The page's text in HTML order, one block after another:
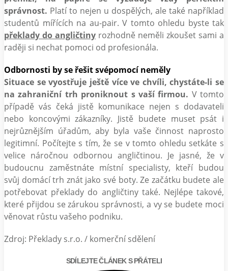
správnost. Platí to nejen u dospělých, ale také například
studentů mířících na au-pair. V tomto ohledu byste tak
překlady do angličtiny rozhodně neměli zkoušet sami a
raději si nechat pomoci od profesionála.
Odbornosti by se řešit svépomocí neměly
Situace se vyostřuje ještě více ve chvíli, chystáte-li se
na zahraniční trh proniknout s vaší firmou. V tomto
případě vás čeká jistě komunikace nejen s dodavateli
nebo koncovými zákazníky. Jistě budete muset psát i
nejrůznějším úřadům, aby byla vaše činnost naprosto
legitimní. Počítejte s tím, že se v tomto ohledu setkáte s
velice náročnou odbornou angličtinou. Je jasné, že v
budoucnu zaměstnáte místní specialisty, kteří budou
svůj domácí trh znát jako své boty. Ze začátku budete ale
potřebovat překlady do angličtiny také. Nejlépe takové,
které přijdou se zárukou správnosti, a vy se budete moci
věnovat růstu vašeho podniku.
Zdroj: Překlady s.r.o. / komerční sdělení
SDÍLEJTE ČLÁNEK S PŘÁTELI